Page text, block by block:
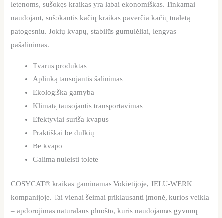
letenoms, sušokęs kraikas yra labai ekonomiškas. Tinkamai
naudojant, sušokantis kačių kraikas paverčia kačių tualetą
patogesniu. Jokių kvapų, stabilūs gumulėliai, lengvas
pašalinimas.
Tvarus produktas
Aplinką tausojantis šalinimas
Ekologiška gamyba
Klimatą tausojantis transportavimas
Efektyviai suriša kvapus
Praktiškai be dulkių
Be kvapo
Galima nuleisti tolete
COSYCAT® kraikas gaminamas Vokietijoje, JELU-WERK
kompanijoje. Tai vienai šeimai priklausanti įmonė, kurios veikla
– apdorojimas natūralaus pluošto, kuris naudojamas gyvūnų